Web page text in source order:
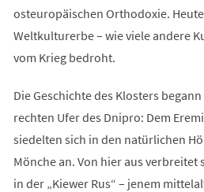
osteuropäischen Orthodoxie. Heute
Weltkulturerbe – wie viele andere
vom Krieg bedroht.
Die Geschichte des Klosters
rechten Ufer des Dnipro: Dem
siedelten sich in den natürlichen
Mönche an. Von hier aus verbreitet
in der „Kiewer Rus“ – jenem